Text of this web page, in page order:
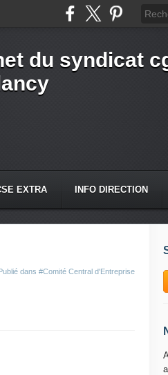
du syndicat
EXTRA INFO DIRECTION
dans #Comité Central d'Entreprise